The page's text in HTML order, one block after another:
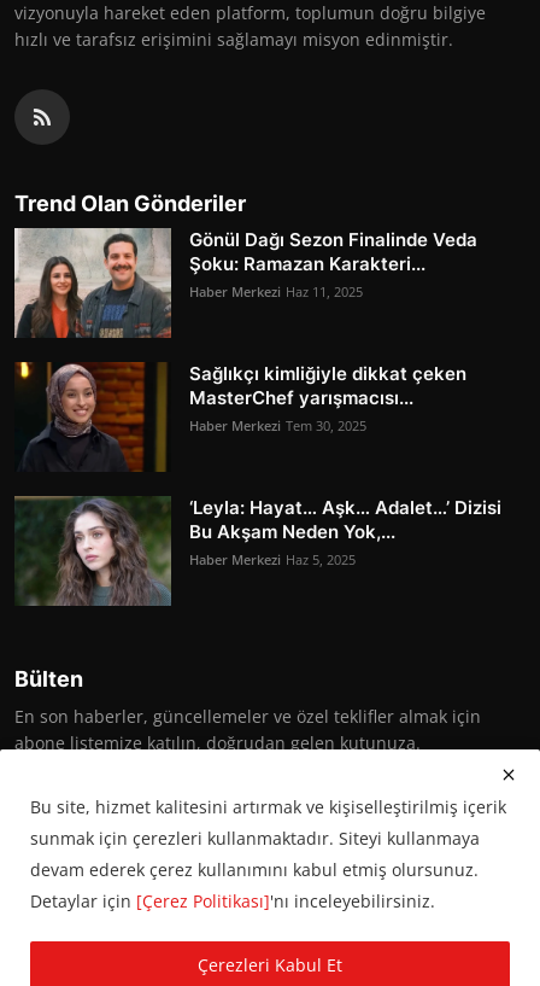
vizyonuyla hareket eden platform, toplumun doğru bilgiye
hızlı ve tarafsız erişimini sağlamayı misyon edinmiştir.
Trend Olan Gönderiler
Gönül Dağı Sezon Finalinde Veda
Şoku: Ramazan Karakteri...
Haber Merkezi Haz 11, 2025
Sağlıkçı kimliğiyle dikkat çeken
MasterChef yarışmacısı...
Haber Merkezi Tem 30, 2025
‘Leyla: Hayat… Aşk… Adalet…’ Dizisi
Bu Akşam Neden Yok,...
Haber Merkezi Haz 5, 2025
Bülten
En son haberler, güncellemeler ve özel teklifler almak için
abone listemize katılın, doğrudan gelen kutunuza.
Abone Ol
KVKK Aydınlatma Metni
Bu site, hizmet kalitesini artırmak ve kişiselleştirilmiş içerik
sunmak için çerezleri kullanmaktadır. Siteyi kullanmaya
devam ederek çerez kullanımını kabul etmiş olursunuz.
Detaylar için [Çerez Politikası]'nı inceleyebilirsiniz.
Çerezleri Kabul Et